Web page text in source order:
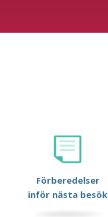
Förberedelser
inför nästa besök